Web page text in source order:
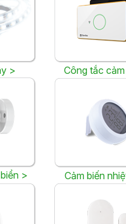
> Công tắc
> Cảm biến